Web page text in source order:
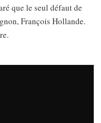
que le seul défaut de
François Hollande.